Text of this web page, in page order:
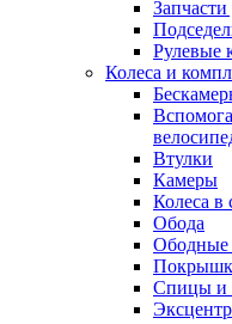
Рулевые
Колеса и
Втулки
Камеры
Колеса в
Обода
Ободные
Спицы и